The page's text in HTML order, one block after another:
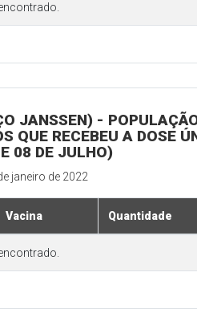
JANSSEN) -
QUE RECEBEU A DOSE
08 DE JULHO)
janeiro de 2022
Vacina Quantidade